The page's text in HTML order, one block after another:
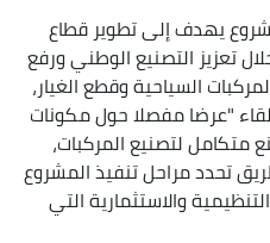
يهدف إلى تطوير قطاع
تعزيز التصنيع الوطني ورفع
السياحية وقطع الغيار،
"عرضا مفصلا حول مكونات
لتصنيع المركبات،
تحدد مراحل تنفيذ المشروع
والاستثمارية التي